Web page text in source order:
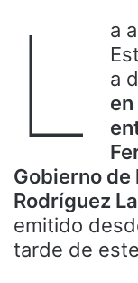
L
a
a
Gobierno de
Rodríguez
emitido
tarde de